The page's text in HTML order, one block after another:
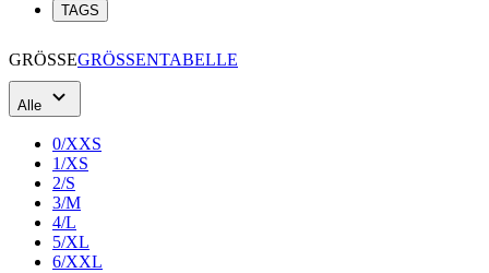
TAGS
GRÖSSEGRÖSSENTABELLE
Alle
0/XXS
1/XS
2/S
3/M
4/L
5/XL
6/XXL